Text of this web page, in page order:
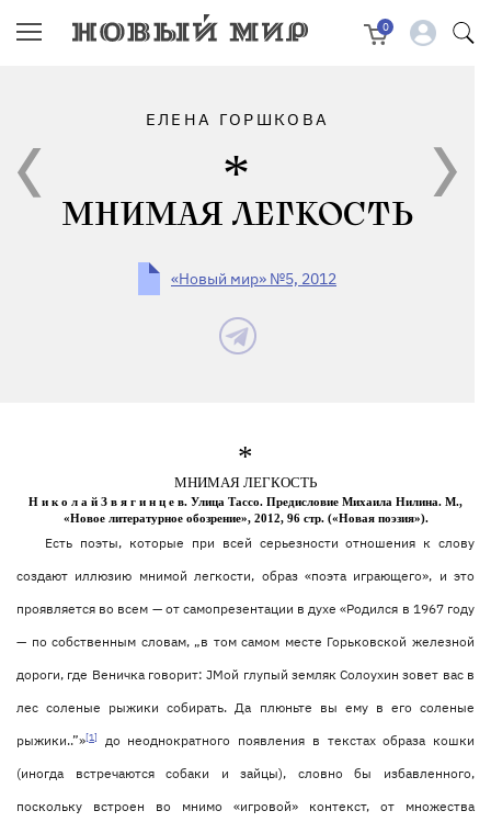
0
ЕЛЕНА ГОРШКОВА
МНИМАЯ ЛЕГКОСТЬ
«Новый мир» №5, 2012
*
МНИМАЯ ЛЕГКОСТЬ
Н и к о л а й З в я г и н ц е в. Улица Тассо. Предисловие Михаила Нилина. М.,
«Новое литературное обозрение», 2012, 96 стр. («Новая поэзия»).
Есть поэты, которые при всей серьезности отношения к слову
создают иллюзию мнимой легкости, образ «поэта играющего», и это
проявляется во всем — от самопрезентации в духе «Родился в 1967 году
— по собственным словам, „в том самом месте Горьковской железной
дороги, где Веничка говорит: ЈМой глупый земляк Солоухин зовет вас в
лес соленые рыжики собирать. Да плюньте вы ему в его соленые
рыжики..”»[1]
до неоднократного появления в текстах образа кошки
(иногда встречаются собаки и зайцы), словно бы избавленного,
поскольку встроен во мнимо «игровой» контекст, от множества